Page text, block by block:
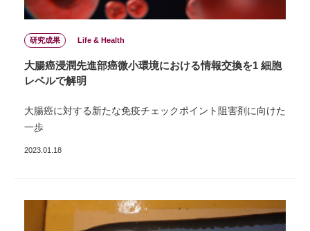
研究成果 Life & Health
⼤腸癌浸潤先進部癌微⼩環境における情報交換を1 細胞
レベルで解明
⼤腸癌に対する新たな免疫チェックポイント阻害剤に向けた
⼀歩
2023.01.18